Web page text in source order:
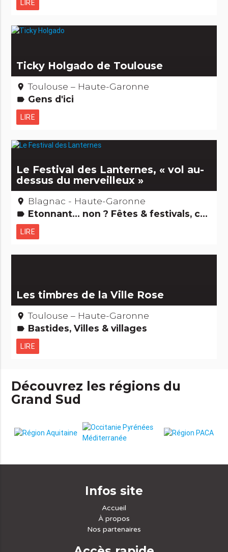
LIRE
Ticky Holgado de Toulouse
place Toulouse – Haute-Garonne
label Gens d'ici
LIRE
Le Festival des Lanternes, « vol au-
dessus du merveilleux »
place Blagnac - Haute-Garonne
label Etonnant... non ? Fêtes & festivals, confréries
LIRE
Les timbres de la Ville Rose
place Toulouse – Haute-Garonne
label Bastides, Villes & villages
LIRE
Découvrez les régions du
Grand Sud
Infos site
Accueil
À propos
Nos partenaires